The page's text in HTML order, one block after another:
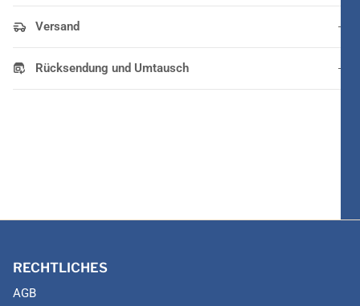
Versand
Rücksendung und Umtausch
RECHTLICHES
AGB